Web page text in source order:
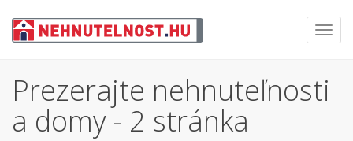
Prezerajte nehnuteľnosti
a domy - 2 stránka